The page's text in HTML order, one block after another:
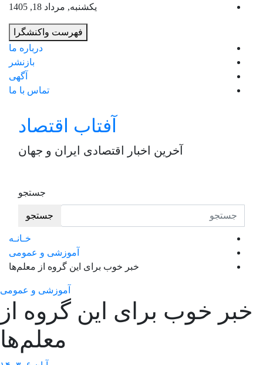
یکشنبه, مرداد 18, 1405
فهرست واکنشگرا
درباره ما
بازنشر
آگهی
تماس با ما
آفتاب اقتصاد
آخرین اخبار اقتصادی ایران و جهان
جستجو
جستجو
خـانـه
آموزشی و عمومی
خبر خوب برای این گروه از معلم‌ها
آموزشی و عمومی
خبر خوب برای این گروه از
معلم‌ها